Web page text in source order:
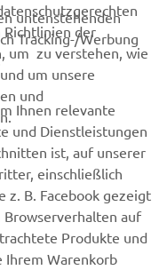
Richtlinien der
um zu verstehen, wie
um unsere
und
untenstehenden
Tracking-/Werbung
Ihnen relevante
und Dienstleistungen
ist, auf unserer
einschließlich
z. B. Facebook gezeigt
auf
Produkte und
Ihrem Warenkorb